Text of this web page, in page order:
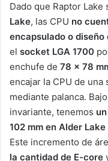
Dado que Raptor Lake
Lake, las CPU no
encapsulado o diseño
el socket LGA 1700
enchufe de 78 x 78
encajar la CPU de
mediante palanca.
invariante, tenemos
102 mm en Alder
Este incremento de
la cantidad de E-core